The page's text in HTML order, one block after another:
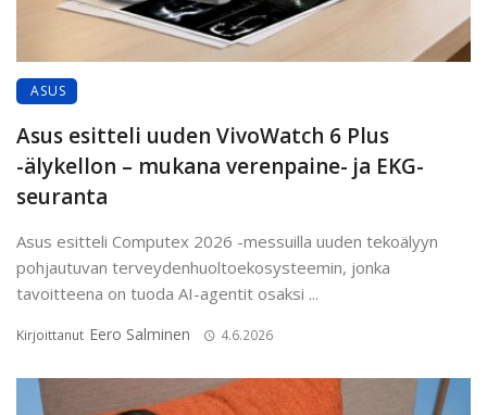
ASUS
Asus esitteli uuden VivoWatch 6 Plus
-älykellon – mukana verenpaine- ja EKG-
seuranta
Asus esitteli Computex 2026 -messuilla uuden tekoälyyn
pohjautuvan terveydenhuoltoekosysteemin, jonka
tavoitteena on tuoda AI-agentit osaksi ...
Kirjoittanut Eero Salminen 4.6.2026